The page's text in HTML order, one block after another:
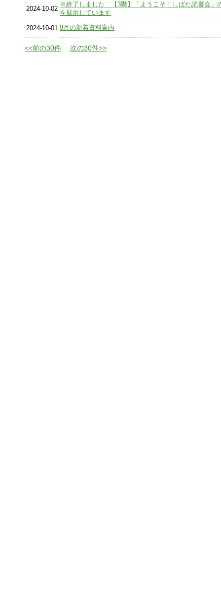
2024-10-02
※終了しました 【3階】「ようこそ！しばた読書会」
を展示しています
2024-10-01 9月の新着資料案内
<<前の30件 次の30件>>